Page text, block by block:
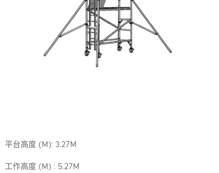
平台高度 (M): 3.27M
工作高度 (M) : 5.27M